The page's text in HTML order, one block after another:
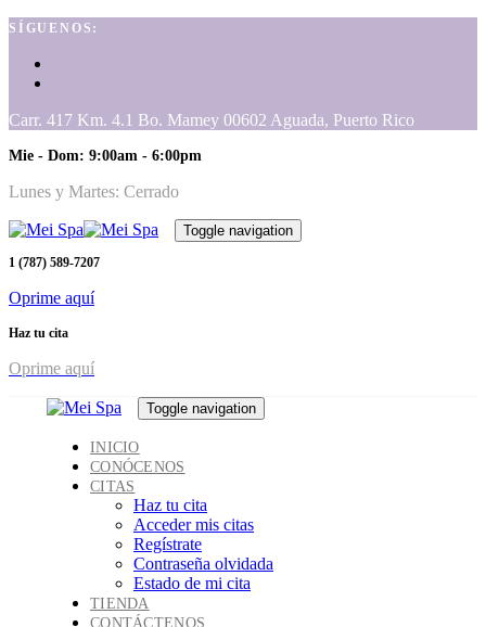
Skip
Skip
primary
navigation
to
SÍGUENOS:
Carr. 417 Km. 4.1 Bo. Mamey 00602 Aguada, Puerto Rico
Mie - Dom: 9:00am - 6:00pm
Lunes y Martes: Cerrado
Toggle navigation
1 (787) 589-7207
Oprime aquí
Haz tu cita
Oprime aquí
Toggle navigation
INICIO
CONÓCENOS
CITAS
Haz tu cita
Acceder mis citas
Regístrate
Contraseña olvidada
Estado de mi cita
TIENDA
CONTÁCTENOS